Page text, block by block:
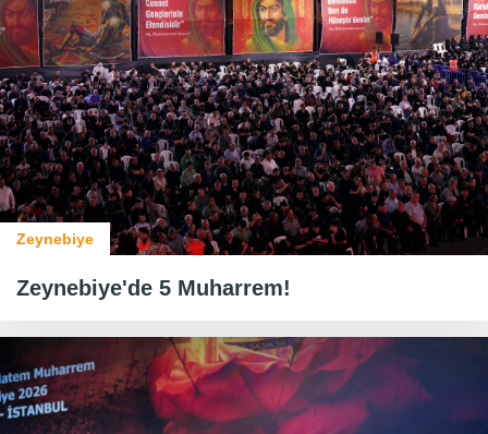
Zeynebiye
Zeynebiye'de 5 Muharrem!